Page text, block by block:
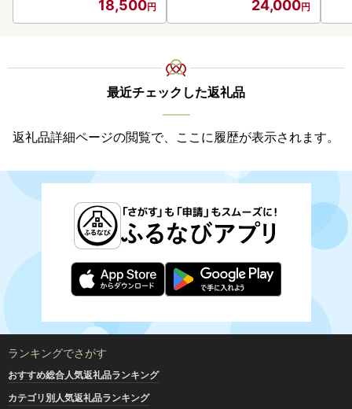
18,500 24,000
最近チェックした返礼品
返礼品詳細ページの閲覧で、ここに履歴が表示されます。
ランキングでさがす
おすすめ総合人気返礼品ランキング
カテゴリ別人気返礼品ランキング